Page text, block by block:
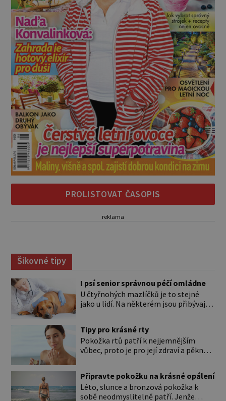
PROLISTOVAT ČASOPIS
reklama
Šikovné tipy
I psí senior správnou péčí omládne
U čtyřnohých mazlíčků je to stejné
jako u lidí. Na některém jsou přibývající
Přesto byste si měli staršího psa více
všímat, aby vám neunikly důležité
signály, že něco není v pořádku. Včasná
život. Hůře tráví U starších […]
Tipy pro krásné rty
Pokožka rtů patří k nejjemnějším
vůbec, proto je pro její zdraví a pěkný
ale také mnohem tenčí povrchovou
vrstvou než ostatní pleť a pokožka.
Nezvláčňují je žádné mazové žlázy,
Připravte pokožku na krásné opálení
Léto, slunce a bronzová pokožka k
sobě neodmyslitelně patří. Jenže